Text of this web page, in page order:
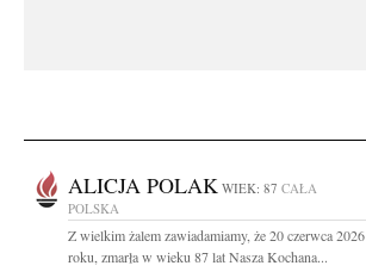
ALICJA POLAK WIEK: 87 CAŁA
POLSKA
Z wielkim żalem zawiadamiamy, że 20 czerwca 2026
roku, zmarła w wieku 87 lat Nasza Kochana...